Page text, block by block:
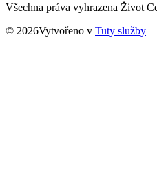
Všechna práva vyhrazena Život
© 2026Vytvořeno v Tuty služby